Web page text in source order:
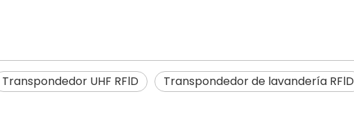
Transpondedor UHF RFlD Transpondedor de lavandería RFlD